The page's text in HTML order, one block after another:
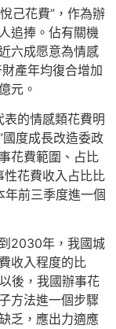
己花費”，作為辦
追捧。佔有關機
六成愿意為情感
產年均復合增加
元。
表的情感類花費明
度成長改造委政
花費範圍、占比
花費收入占比比
年前三季度進一個
2030年，我國城
收入程度的比
後，我國辦事花
方法進一個步驟
乏，應出力適應